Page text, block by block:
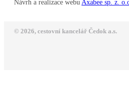
Návrh a realizace webu Axabee sp. z.
© 2026, cestovní kancelář Čedok a.s.